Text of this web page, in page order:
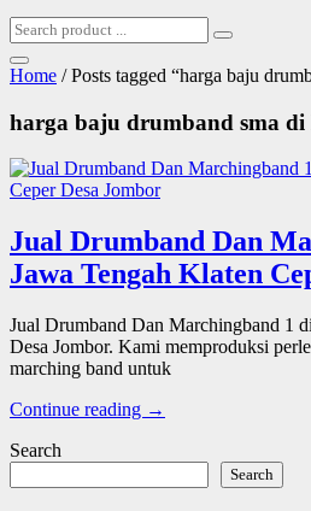
Home / Posts tagged “harga baju
harga baju drumband sma di
Jual Drumband Dan
Jawa Tengah Klaten
Jual Drumband Dan Marchingband 1
Desa Jombor. Kami memproduksi
marching band untuk
Continue reading →
Search
Search